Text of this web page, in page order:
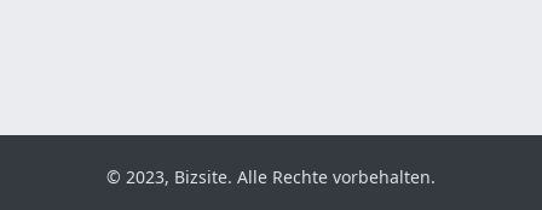
© 2023, Bizsite. Alle Rechte vorbehalten.